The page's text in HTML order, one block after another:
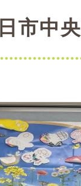
市中央